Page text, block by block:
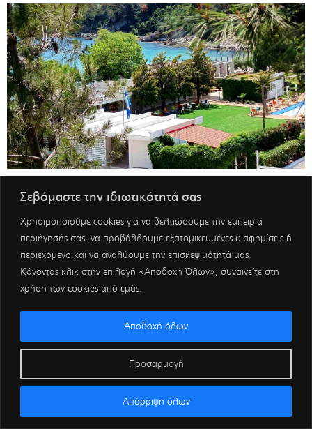
Σεβόμαστε την ιδιωτικότητά σας
Χρησιμοποιούμε cookies για να βελτιώσουμε την εμπειρία
περιήγησής σας, να προβάλλουμε εξατομικευμένες διαφημίσεις ή
περιεχόμενο και να αναλύουμε την επισκεψιμότητά μας.
Κάνοντας κλικ στην επιλογή «Αποδοχή Όλων», συναινείτε στη
χρήση των cookies από εμάς.
Προσαρμογή
Απόρριψη όλων
Αποδοχή όλων